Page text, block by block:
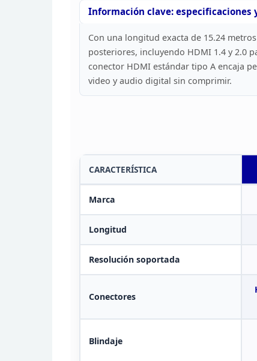
Información clave: especificaciones
Con una longitud exacta de 15.24
posteriores, incluyendo HDMI 1.4 y 2.0
conector HDMI estándar tipo A encaja
video y audio digital sin comprimir.
CARACTERÍSTICA
Marca
Longitud
Resolución soportada
Conectores
Blindaje